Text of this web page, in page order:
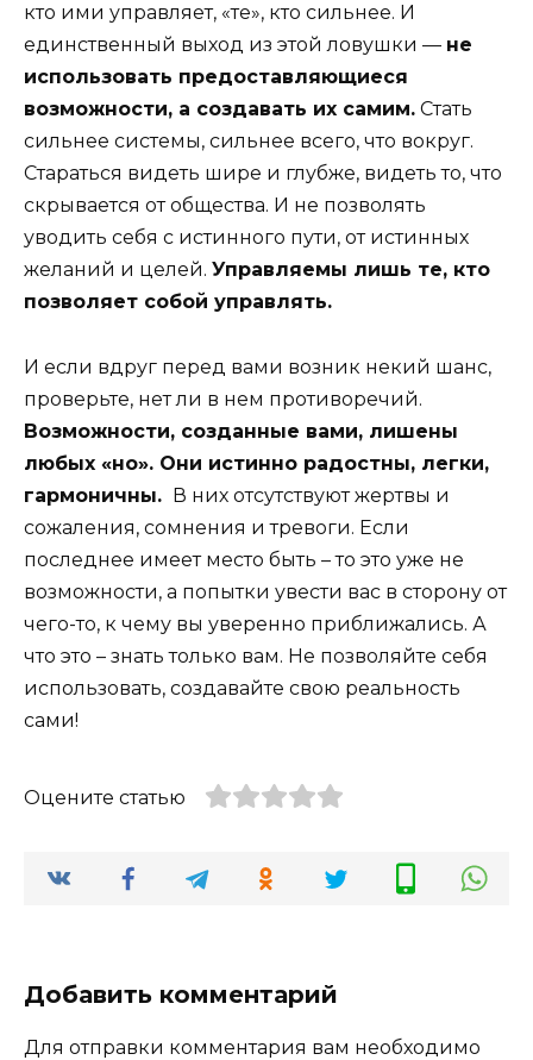
кто ими управляет, «те», кто сильнее. И
единственный выход из этой ловушки — не
использовать предоставляющиеся
возможности, а создавать их самим. Стать
сильнее системы, сильнее всего, что вокруг.
Стараться видеть шире и глубже, видеть то, что
скрывается от общества. И не позволять
уводить себя с истинного пути, от истинных
желаний и целей. Управляемы лишь те, кто
позволяет собой управлять.
И если вдруг перед вами возник некий шанс,
проверьте, нет ли в нем противоречий.
Возможности, созданные вами, лишены
любых «но». Они истинно радостны, легки,
гармоничны. В них отсутствуют жертвы и
сожаления, сомнения и тревоги. Если
последнее имеет место быть – то это уже не
возможности, а попытки увести вас в сторону от
чего-то, к чему вы уверенно приближались. А
что это – знать только вам. Не позволяйте себя
использовать, создавайте свою реальность
сами!
Оцените статью
Добавить комментарий
Для отправки комментария вам необходимо